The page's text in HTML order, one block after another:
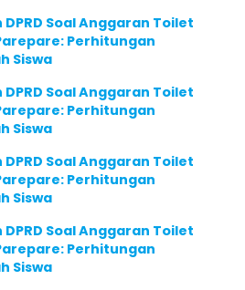
Soal Anggaran Toilet
Perhitungan
Siswa
Soal Anggaran Toilet
Perhitungan
Siswa
Soal Anggaran Toilet
Perhitungan
Siswa
Soal Anggaran Toilet
Perhitungan
Siswa